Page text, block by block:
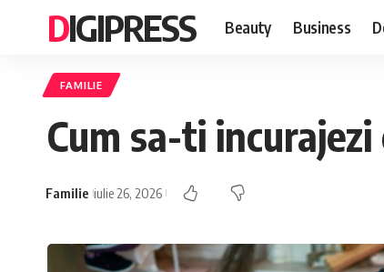
DIGIPRESS Beauty Business
FAMILIE
Cum sa-ti
Familie iulie 26, 2026